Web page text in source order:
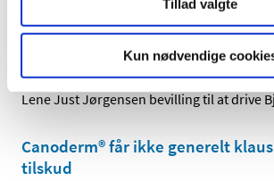
Tillad valgte
Kun nødvendige
Bevilling til Bjerringbro Apotek
Lægemiddelstyrelsen har den 19. januar
Lene Just Jørgensen bevilling til at drive
Canoderm® får ikke generelt
tilskud